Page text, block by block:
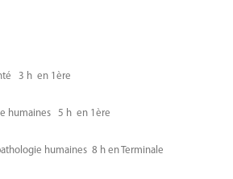
3 h en 1ère
humaines 5 h en 1ère
humaines 8 h en Terminale